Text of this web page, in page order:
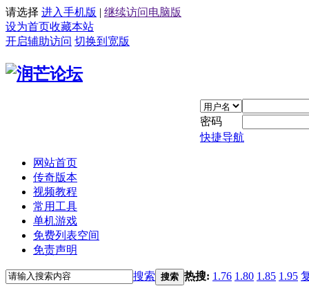
请选择 进入手机版 | 继续访问电脑版
设为首页收藏本站
开启辅助访问 切换到宽版
密码
快捷导航
网站首页
传奇版本
视频教程
常用工具
单机游戏
免费列表空间
免责声明
搜索 搜索 热搜: 1.76 1.80 1.85 1.95